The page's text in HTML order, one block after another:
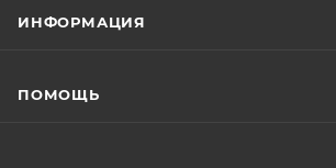
ИНФОРМАЦИЯ
ПОМОЩЬ